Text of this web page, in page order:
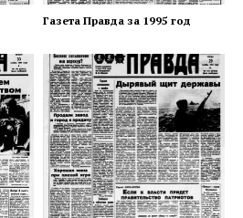
Газета Правда за 1995 год